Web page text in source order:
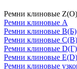
Ремни клиновые Z(О)
Ремни клиновые A
Ремни клиновые B(Б)
Ремни клиновые C(В)
Ремни клиновые D(Г)
Ремни клиновые Е(D)
Ремни клиновые